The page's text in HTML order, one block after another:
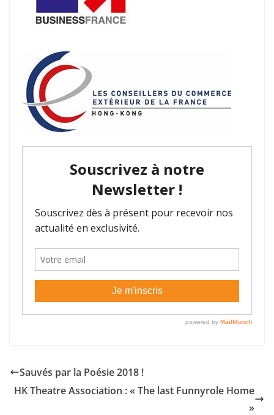
Sauvés par la Poésie 2018 !
HK Theatre Association : « The last Funnyrole Home
»